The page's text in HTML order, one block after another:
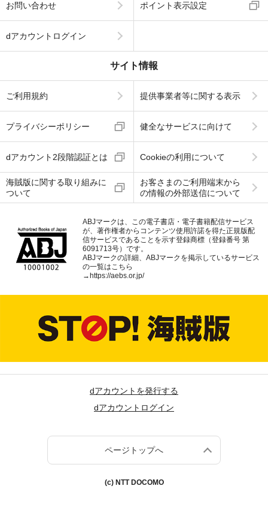
お問い合わせ ポイント表示設定
dアカウントログイン
サイト情報
ご利用規約 提供事業者等に関する表示
プライバシーポリシー 健全なサービスに向けて
dアカウント2段階認証とは Cookieの利用について
海賊版に関する取り組みに
ついて
お客さまのご利用端末から
の情報の外部送信について
ABJマークは、この電子書店・電子書籍配信サービス
が、著作権者からコンテンツ使用許諾を得た正規版配
信サービスであることを示す登録商標（登録番号 第
6091713号）です。
ABJマークの詳細、ABJマークを掲示しているサービス
の一覧はこちら
→ https://aebs.or.jp/
dアカウントを発行する
dアカウントログイン
ページトップへ
(c) NTT DOCOMO